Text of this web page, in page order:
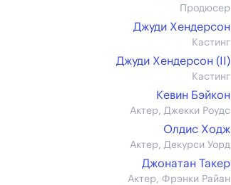
Продюсер
Джуди Хендерсон
Кастинг
Джуди Хендерсон (II)
Кастинг
Кевин Бэйкон
Актер, Джекки Роудс
Олдис Ходж
Актер, Декурси Уорд
Джонатан Такер
Актер, Фрэнки Райан